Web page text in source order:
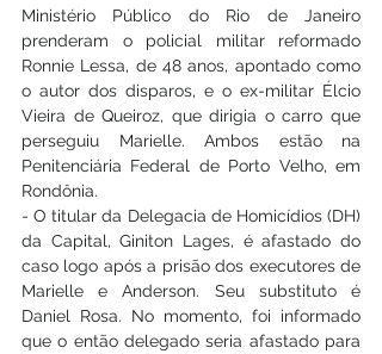
Ministério Público do Rio de Janeiro
prenderam o policial militar reformado
Ronnie Lessa, de 48 anos, apontado como
o autor dos disparos, e o ex-militar Élcio
Vieira de Queiroz, que dirigia o carro que
perseguiu Marielle. Ambos estão na
Penitenciária Federal de Porto Velho, em
Rondônia.
- O titular da Delegacia de Homicídios (DH)
da Capital, Giniton Lages, é afastado do
caso logo após a prisão dos executores de
Marielle e Anderson. Seu substituto é
Daniel Rosa. No momento, foi informado
que o então delegado seria afastado para